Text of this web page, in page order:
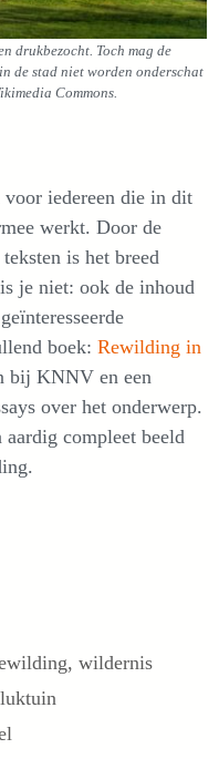
drukbezocht. Toch mag de
de stad niet worden onderschat
Commons.
voor iedereen die in dit
werkt. Door de
is het breed
je niet: ook de inhoud
boek: Rewilding in
bij KNNV en een
over het onderwerp.
aardig compleet beeld
, wildernis